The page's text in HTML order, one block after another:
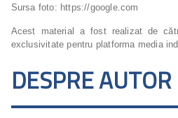
Sursa foto: https://google.com
Acest material a fost realizat de
exclusivitate pentru platforma media
DESPRE AUTOR